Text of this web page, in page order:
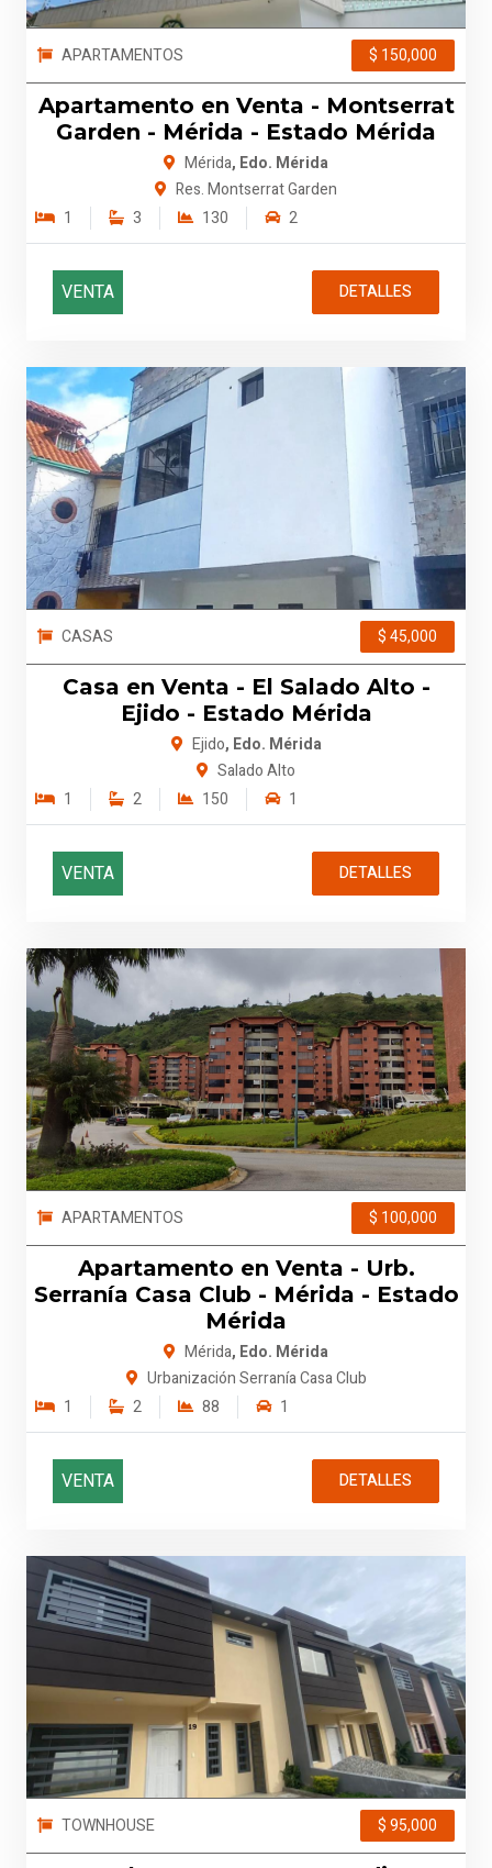
APARTAMENTOS $ 150,000
Apartamento en Venta - Montserrat
Garden - Mérida - Estado Mérida
Mérida, Edo. Mérida
Res. Montserrat Garden
1
3 130 2
VENTA DETALLES
CASAS $ 45,000
Casa en Venta - El Salado Alto -
Ejido - Estado Mérida
Ejido, Edo. Mérida
Salado Alto
1
2 150 1
VENTA DETALLES
APARTAMENTOS $ 100,000
Apartamento en Venta - Urb.
Serranía Casa Club - Mérida - Estado
Mérida
Mérida, Edo. Mérida
Urbanización Serranía Casa Club
1
2 88 1
VENTA DETALLES
TOWNHOUSE $ 95,000